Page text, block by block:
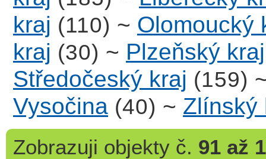
kraj (110) ~ Olomoucký
kraj (30) ~ Plzeňský kraj
Středočeský kraj (159)
Vysočina (40) ~ Zlínský
Zobrazuji objekty č. 91 až